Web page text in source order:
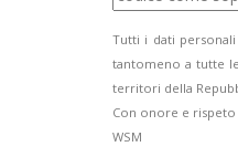
Tutti i dati
tantomeno a tutte
territori della
Con onore e rispeto
WSM